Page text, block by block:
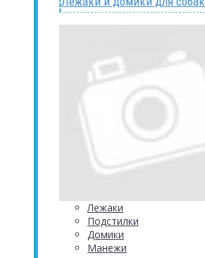
Лежаки
Подстилки
Домики
Манежи